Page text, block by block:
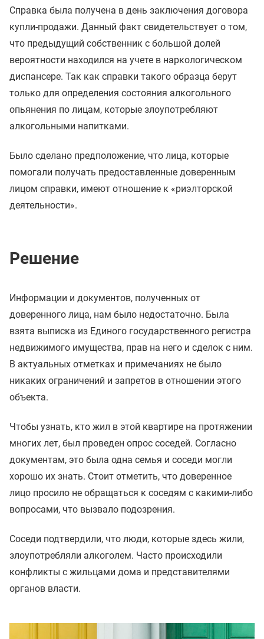
Справка была получена в день заключения договора
купли-продажи. Данный факт свидетельствует о том,
что предыдущий собственник с большой долей
вероятности находился на учете в наркологическом
диспансере. Так как справки такого образца берут
только для определения состояния алкогольного
опьянения по лицам, которые злоупотребляют
алкогольными напитками.
Было сделано предположение, что лица, которые
помогали получать предоставленные доверенным
лицом справки, имеют отношение к «риэлторской
деятельности».
Решение
Информации и документов, полученных от
доверенного лица, нам было недостаточно. Была
взята выписка из Единого государственного регистра
недвижимого имущества, прав на него и сделок с ним.
В актуальных отметках и примечаниях не было
никаких ограничений и запретов в отношении этого
объекта.
Чтобы узнать, кто жил в этой квартире на протяжении
многих лет, был проведен опрос соседей. Согласно
документам, это была одна семья и соседи могли
хорошо их знать. Стоит отметить, что доверенное
лицо просило не обращаться к соседям с какими-либо
вопросами, что вызвало подозрения.
Соседи подтвердили, что люди, которые здесь жили,
злоупотребляли алкоголем. Часто происходили
конфликты с жильцами дома и представителями
органов власти.